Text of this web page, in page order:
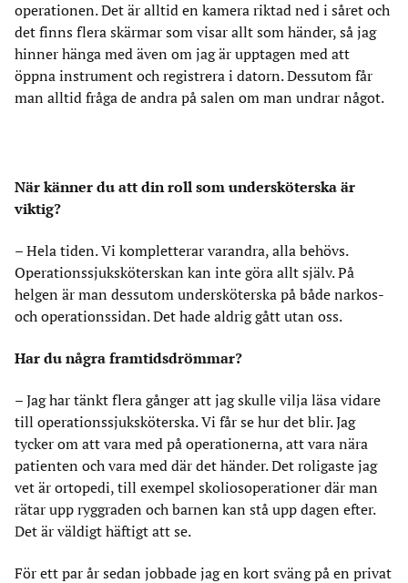
operationen. Det är alltid en kamera riktad ned i såret och
det finns flera skärmar som visar allt som händer, så jag
hinner hänga med även om jag är upptagen med att
öppna instrument och registrera i datorn. Dessutom får
man alltid fråga de andra på salen om man undrar något.
När känner du att din roll som undersköterska är
viktig?
– Hela tiden. Vi kompletterar varandra, alla behövs.
Operationssjuksköterskan kan inte göra allt själv. På
helgen är man dessutom undersköterska på både narkos-
och operationssidan. Det hade aldrig gått utan oss.
Har du några framtidsdrömmar?
– Jag har tänkt flera gånger att jag skulle vilja läsa vidare
till operationssjuksköterska. Vi får se hur det blir. Jag
tycker om att vara med på operationerna, att vara nära
patienten och vara med där det händer. Det roligaste jag
vet är ortopedi, till exempel skoliosoperationer där man
rätar upp ryggraden och barnen kan stå upp dagen efter.
Det är väldigt häftigt att se.
För ett par år sedan jobbade jag en kort sväng på en privat